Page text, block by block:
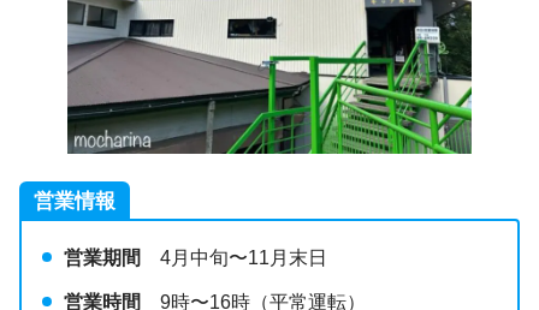
営業情報
営業期間 4月中旬〜11月末日
営業時間 9時〜16時（平常運転）